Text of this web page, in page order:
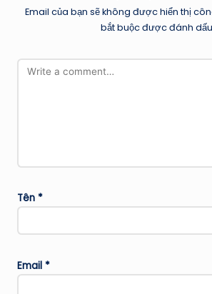
Email của bạn sẽ không được hiển thị
bắt buộc được đánh dấu
Tên *
Email *